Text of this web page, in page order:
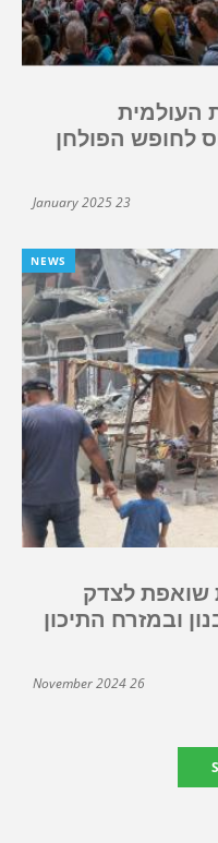
העולמית
לחופש הפולחן
23 January 2025
NEWS
שואפת לצדק
ובמזרח התיכון
26 November 2024